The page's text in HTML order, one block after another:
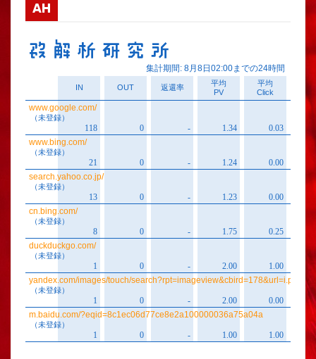
AH